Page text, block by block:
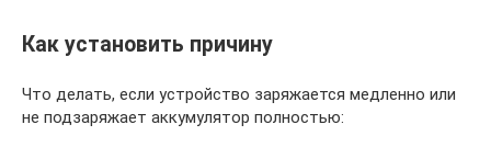
Как установить причину
Что делать, если устройство заряжается медленно или
не подзаряжает аккумулятор полностью: